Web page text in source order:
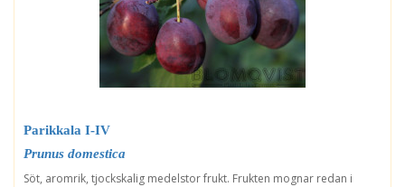
Parikkala I-IV
Prunus domestica
Söt, aromrik, tjockskalig medelstor frukt. Frukten mognar redan i